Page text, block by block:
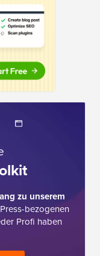
zu unserem
bezogenen
Profi haben